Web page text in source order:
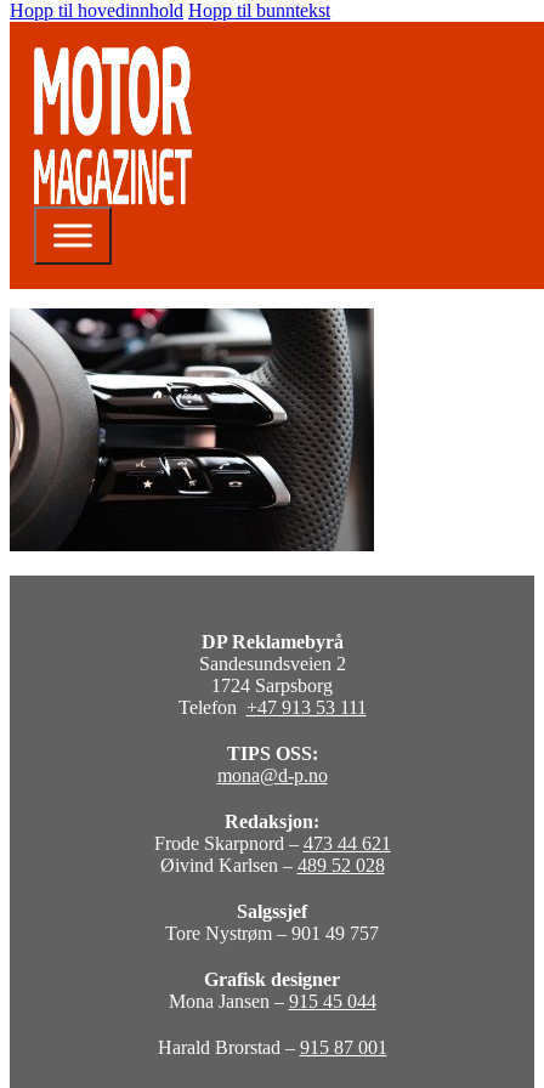
Hopp til hovedinnhold Hopp til bunntekst
DP Reklamebyrå
Sandesundsveien 2
1724 Sarpsborg
Telefon +47 913 53 111
TIPS OSS:
mona@d-p.no
Redaksjon:
Frode Skarpnord – 473 44 621
Øivind Karlsen – 489 52 028
Salgssjef
Tore Nystrøm – 901 49 757
Grafisk designer
Mona Jansen – 915 45 044
Harald Brorstad – 915 87 001